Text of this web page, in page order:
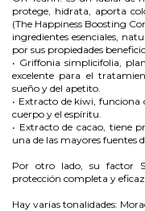
protege, hidrata, aporta
(The Happiness Boosting
ingredientes esenciales,
por sus propiedades
• Griffonia simplicifolia,
excelente para el
sueño y del apetito.
• Extracto de kiwi,
cuerpo y el espíritu.
• Extracto de cacao, tiene
una de las mayores fuentes
Por otro lado, su factor
protección completa y
Hay varias tonalidades: